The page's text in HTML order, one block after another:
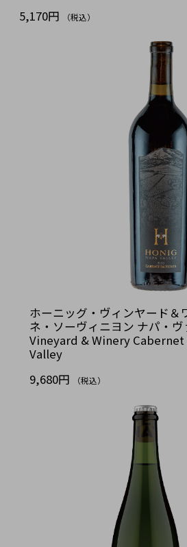
5,170円
（税込）
ホーニッグ・ヴィンヤード＆
ネ・ソーヴィニヨン ナパ・
Vineyard & Winery
Valley
9,680円
（税込）